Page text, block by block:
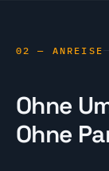
02 — ANREISE
Ohne
Ohne